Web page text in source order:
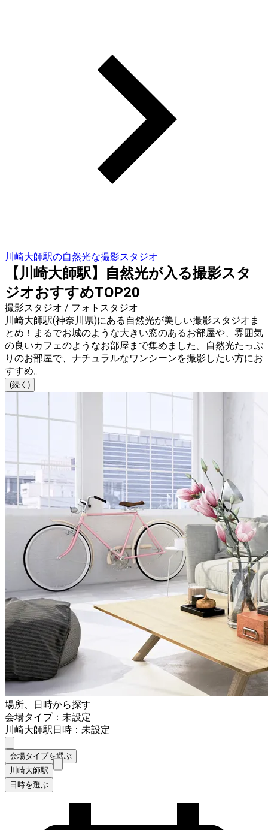
川崎大師駅の自然光な撮影スタジオ
【川崎大師駅】自然光が入る撮影スタ
ジオおすすめTOP20
撮影スタジオ / フォトスタジオ
川崎大師駅(神奈川県)にある自然光が美しい撮影スタジオま
とめ！まるでお城のような大きい窓のあるお部屋や、雰囲気
の良いカフェのようなお部屋まで集めました。自然光たっぷ
りのお部屋で、ナチュラルなワンシーンを撮影したい方にお
すすめ。
(続く)
場所、日時から探す
会場タイプ：未設定
川崎大師駅日時：未設定
会場タイプを選ぶ
川崎大師駅
日時を選ぶ